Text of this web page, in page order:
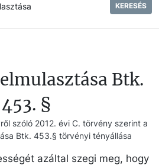
KERESÉS
Btk.
453. §
szóló 2012. évi C. törvény szerint a
Btk. 453.§ törvényi tényállása
azáltal szegi meg, hogy